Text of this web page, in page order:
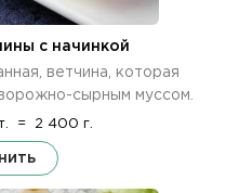
с начинкой
ветчина, которая
сырным муссом.
= 2 400 г.